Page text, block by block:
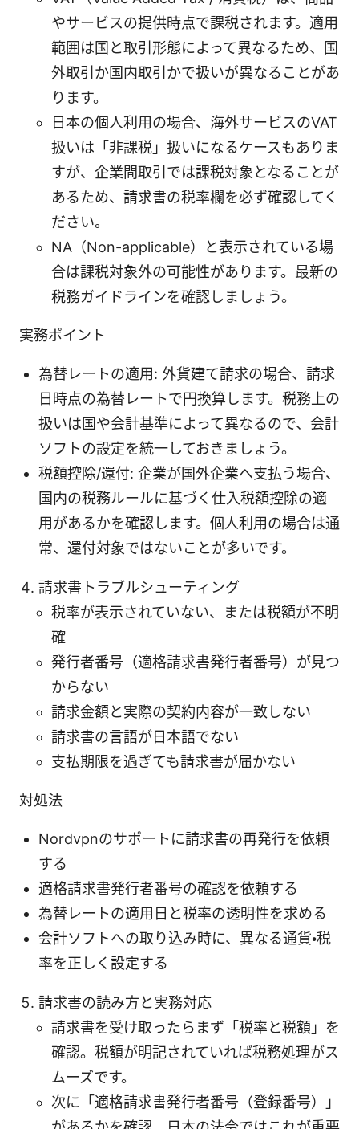
やサービスの提供時点で課税されます。適用
範囲は国と取引形態によって異なるため、国
外取引か国内取引かで扱いが異なることがあ
ります。
日本の個人利用の場合、海外サービスのVAT
扱いは「非課税」扱いになるケースもありま
すが、企業間取引では課税対象となることが
あるため、請求書の税率欄を必ず確認してく
ださい。
NA（Non-applicable）と表示されている場
合は課税対象外の可能性があります。最新の
税務ガイドラインを確認しましょう。
実務ポイント
為替レートの適用: 外貨建て請求の場合、請求
日時点の為替レートで円換算します。税務上の
扱いは国や会計基準によって異なるので、会計
ソフトの設定を統一しておきましょう。
税額控除/還付: 企業が国外企業へ支払う場合、
国内の税務ルールに基づく仕入税額控除の適
用があるかを確認します。個人利用の場合は通
常、還付対象ではないことが多いです。
請求書トラブルシューティング
税率が表示されていない、または税額が不明
確
発行者番号（適格請求書発行者番号）が見つ
からない
請求金額と実際の契約内容が一致しない
請求書の言語が日本語でない
支払期限を過ぎても請求書が届かない
対処法
Nordvpnのサポートに請求書の再発行を依頼
する
適格請求書発行者番号の確認を依頼する
為替レートの適用日と税率の透明性を求める
会計ソフトへの取り込み時に、異なる通貨・税
率を正しく設定する
請求書の読み方と実務対応
請求書を受け取ったらまず「税率と税額」を
確認。税額が明記されていれば税務処理がス
ムーズです。
次に「適格請求書発行者番号（登録番号）」